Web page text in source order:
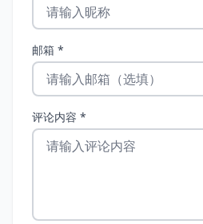
邮箱 *
评论内容 *